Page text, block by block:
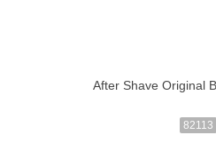
After Shave Original
82113